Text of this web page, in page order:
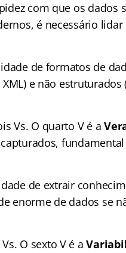
com que os dados
é necessário
de formatos de
e não
Vs. O quarto V é a
de extrair
enorme de dados se
O sexto V é a